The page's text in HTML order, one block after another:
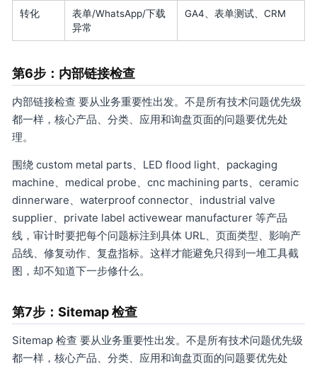
转化
表单/WhatsApp/下载
异常
GA4、表单测试、CRM
第6步：内部链接检查
内部链接检查 要从业务重要性出发。不是所有技术问题优先级
都一样，核心产品、分类、应用和询盘页面的问题要优先处
理。
围绕 custom metal parts、LED flood light、packaging
machine、medical probe、cnc machining parts、ceramic
dinnerware、waterproof connector、industrial valve
supplier、private label activewear manufacturer 等产品
线，审计时要把每个问题标注到具体 URL、页面类型、影响产
品线、修复动作、复盘指标。这样才能避免只得到一堆工具截
图，却不知道下一步修什么。
第7步：Sitemap 检查
Sitemap 检查 要从业务重要性出发。不是所有技术问题优先级
都一样，核心产品、分类、应用和询盘页面的问题要优先处